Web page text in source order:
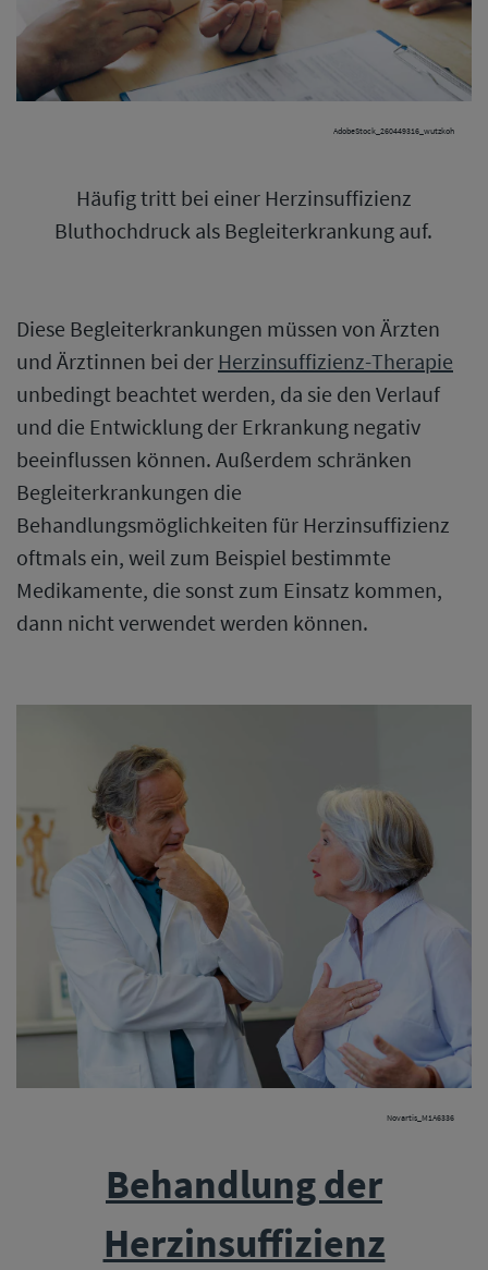
AdobeStock_260449316_wutzkoh
Häufig tritt bei einer Herzinsuffizienz
Bluthochdruck als Begleiterkrankung auf.
Diese Begleiterkrankungen müssen von Ärzten
und Ärztinnen bei der Herzinsuffizienz-Therapie
unbedingt beachtet werden, da sie den Verlauf
und die Entwicklung der Erkrankung negativ
beeinflussen können. Außerdem schränken
Begleiterkrankungen die
Behandlungsmöglichkeiten für Herzinsuffizienz
oftmals ein, weil zum Beispiel bestimmte
Medikamente, die sonst zum Einsatz kommen,
dann nicht verwendet werden können.
Novartis_M1A6336
Behandlung der
Herzinsuffizienz